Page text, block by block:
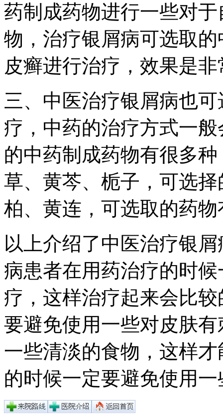
药制成药物进行一些对
物，治疗银屑病可选取
皮癣进行治疗，效果是
三、中医治疗银屑病也
疗，中药的治疗方式一
的中药制成药物有很多
草、黄芩、栀子，可选
柏、黄连，可选取的药
以上介绍了中医治疗银
病患者在用药治疗的时
疗，这样治疗起来会比
要避免使用一些对皮肤
一些清淡的食物，这样
的时候一定要避免使用